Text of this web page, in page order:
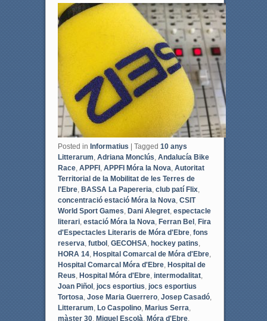
c
e
b
o
o
k
i
r
Posted in Informatius Tagged 10 anys
Litterarum, Adriana Monclús, Andalucía Bike
Race, APPFI , APPFI Móra la Nova, Autoritat
Territorial de la Mobilitat de les Terres de
l'Ebre, BASSA La Papereria, club patí Flix,
concentració estació Móra la Nova, CSIT
World Sport Games, Dani Alegret, espectacle
literari, estació Móra la Nova, Ferran Bel , Fira
d'Espectacles Literaris de Móra d'Ebre, fons
reserva, futbol , GECOHSA, hockey patins,
HORA 14, Hospital Comarcal de Móra d'Ebre,
Hospital Comarcal Móra d'Ebre, Hospital de
Reus, Hospital Móra d'Ebre, intermodalitat,
Joan Piñol , jocs esportius, jocs esportius
Tortosa, Jose Maria Guerrero, Josep Casadó,
Litterarum, Lo Caspolino, Marius Serra,
màster 30, Miquel Escolà, Móra d'Ebre,